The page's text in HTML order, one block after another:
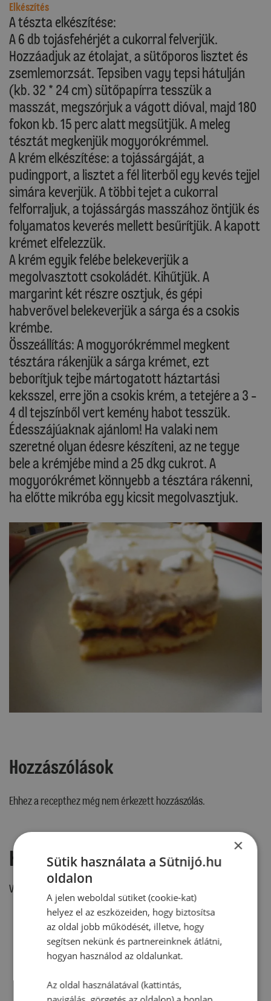
Elkészítés
A tészta elkészítése:
A 6 db tojásfehérjét a cukorral felverjük.
Hozzáadjuk az étolajat, a sütőporos lisztet és
zsemlemorzsát. Tepsiben vagy tepsi hátulján
(kb. 32 * 24 cm) sütőpapírra tesszük a
masszát, megszórjuk a vágott dióval, majd 180
fokon kb. 15 perc alatt megsütjük. A meleg
tésztát megkenjük mogyorókrémmel.
A krém elkészítése: a tojássárgáját, a
pudingport, a lisztet a fél literből egy kevés tejjel
simára keverjük. A többi tejet a cukorral
felforraljuk, a tojássárgás masszához öntjük és
folyamatos keverés mellett besűrítjük. A kapott
krémet elfelezzük.
A krém egyik felébe belekeverjük a
megolvasztott csokoládét. Kihűtjük. A
margarint két részre osztjuk, és gépi
habverővel belekeverjük a sárga és a csokis
krémbe.
Összeállítás: A mogyorókrémmel megkent
tésztára rákenjük a sárga krémet, ezt
beborítjuk tejbe mártogatott háztartási
keksszel, erre jön a csokis krém, a tetejére a 3 -
4 dl tejszínből vert kemény habot tesszük.
Édesszájúaknak ajánlom! Ha valaki nem
szeretné olyan édesre készíteni, az ne tegye
bele a krémjébe mind a 25 dkg cukrot. A
mogyorókrémet könnyebb a tésztára rákenni,
ha előtte mikróba egy kicsit megolvasztjuk.
Hozzászólások
Ehhez a recepthez még nem érkezett hozzászólás.
Hozzászólás írása
Vélemény írásához, kérjük,
RECEPTAJÁNLÓ
×
Sütik használata a Sütnijó.hu
oldalon
A jelen weboldal sütiket (cookie-kat)
helyez el az eszközeiden, hogy biztosítsa
az oldal jobb működését, illetve, hogy
segítsen nekünk és partnereinknek átlátni,
hogyan használod az oldalunkat.
Az oldal használatával (kattintás,